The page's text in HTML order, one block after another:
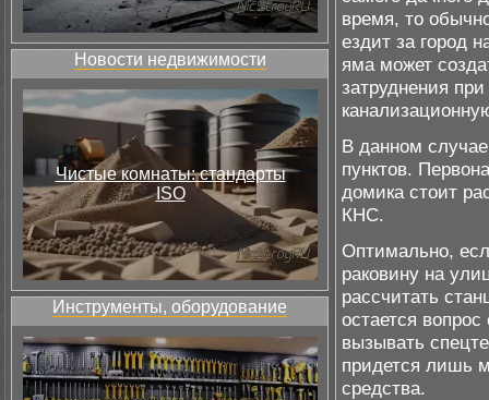
Новости недвижимости
Чистые комнаты: стандарты
ISO
Инструменты, оборудование
время, то
ездит за город
яма может
затруднения
В данном
пунктов.
домика стоит
КНС.
Оптимально,
раковину на
рассчитать
остается
вызывать
придется лишь
средства.